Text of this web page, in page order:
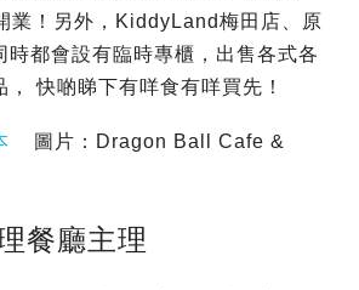
業！另外，KiddyLand梅田店、原
時都會設有臨時專櫃，出售各式各
快啲睇下有咩食有咩買先！
圖片：Dragon Ball Cafe &
餐廳主理